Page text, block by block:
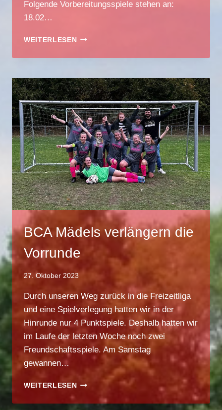
Folgende Vorbereitungsspiele stehen an:
18.02…
WEITERLESEN 1.
BEENDET
BCA Mädels verlängern die
Vorrunde
27. Oktober 2023
Durch unseren Weg zurück in die Freizeitliga
und eine Spielverlegung hatten wir in der
Hinrunde nur 4 Punktspiele. Deshalb hatten wir
im Laufe der letzten Woche noch zwei
Freundschaftsspiele. Am Samstag
gewannen…
WEITERLESENBCA
VERLÄNGERN